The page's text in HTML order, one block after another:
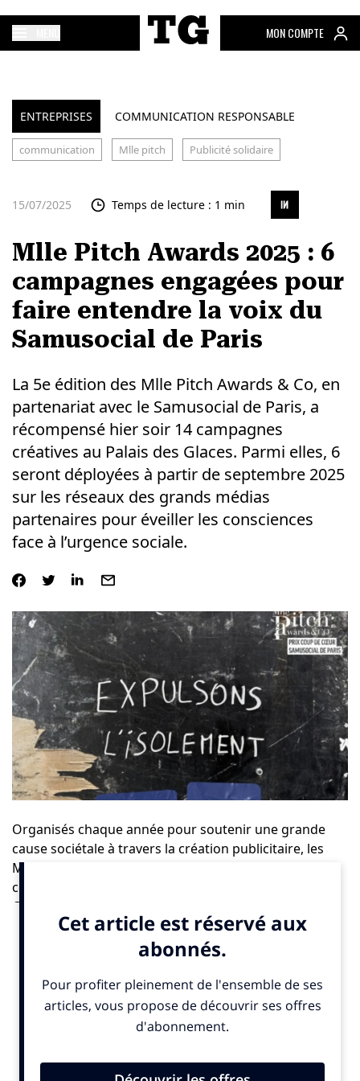
MON COMPTE
ENTREPRISES COMMUNICATION RESPONSABLE
communication Mlle pitch Publicité solidaire
15/07/2025 Temps de lecture : 1 min
Mlle Pitch Awards 2025 : 6
campagnes engagées pour
faire entendre la voix du
Samusocial de Paris
La 5e édition des Mlle Pitch Awards & Co, en
partenariat avec le Samusocial de Paris, a
récompensé hier soir 14 campagnes
créatives au Palais des Glaces. Parmi elles, 6
seront déployées à partir de septembre 2025
sur les réseaux des grands médias
partenaires pour éveiller les consciences
face à l’urgence sociale.
Organisés chaque année pour soutenir une grande
cause sociétale à travers la création publicitaire, les
Mlle Pitch Awards & Co
combat du
Cette 5e édition a mobilisé des talents venus du monde
entier — agences, freelances, étudiants — pour
imaginer des campagnes porteuses d’impact.
Réunissant près de 300 personnes, la cérémonie du 7
juillet a célébré les 14 campagnes lauréates
sélectionnées parmi des centaines de candidatures.
Les voici en images ici :https://www.mlle-pitch-